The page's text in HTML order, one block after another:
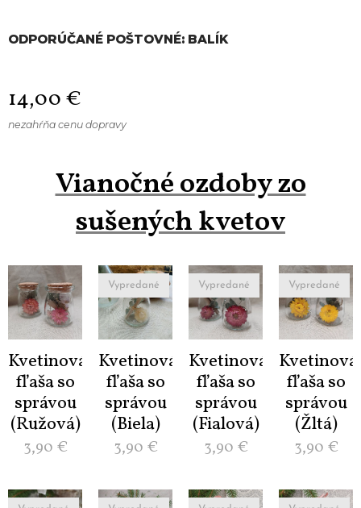
ODPORÚČANÉ POŠTOVNÉ: BALÍK
14,00€
nezahŕňa cenu dopravy
Vianočné ozdoby zo
sušených kvetov
Kvetinová
fľaša so
správou
(Ružová)
3,90 €
Kvetinová
fľaša so
správou
(Biela)
Vypredané
3,90 €
Kvetinová
fľaša so
správou
(Fialová)
Vypredané
3,90 €
Kvetinová
fľaša so
správou
(Žltá)
Vypredané
3,90 €